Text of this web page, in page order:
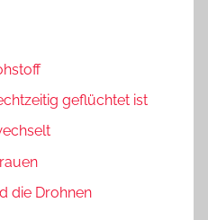
geflüchtet ist
die Drohnen